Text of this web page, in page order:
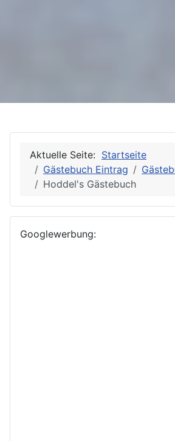
Aktuelle Seite: Startseite
Gästebuch Eintrag
Hoddel's Gästebuch
Googlewerbung: